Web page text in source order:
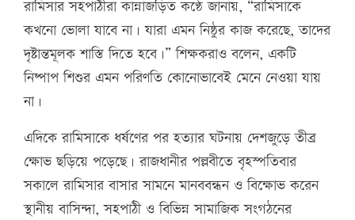
রামিসার সহপাঠীরা কান্নাজড়িত কণ্ঠে জানায়, “রামিসাকে
কখনো ভোলা যাবে না। যারা এমন নিষ্ঠুর কাজ করেছে, তাদের
দৃষ্টান্তমূলক শাস্তি দিতে হবে।” শিক্ষকরাও বলেন, একটি
নিষ্পাপ শিশুর এমন পরিণতি কোনোভাবেই মেনে নেওয়া যায়
না।
এদিকে রামিসাকে ধর্ষণের পর হত্যার ঘটনায় দেশজুড়ে তীব্র
ক্ষোভ ছড়িয়ে পড়েছে। রাজধানীর পল্লবীতে বৃহস্পতিবার
সকালে রামিসার বাসার সামনে মানববন্ধন ও বিক্ষোভ করেন
স্থানীয় বাসিন্দা, সহপাঠী ও বিভিন্ন সামাজিক সংগঠনের